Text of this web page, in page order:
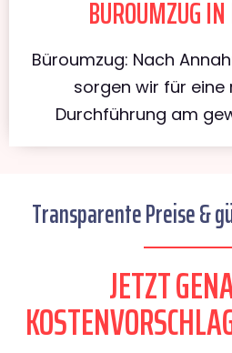
BÜROUMZUG
Büroumzug: Nach
sorgen wir für eine
Durchführung am
Transparente Preise &
JETZT